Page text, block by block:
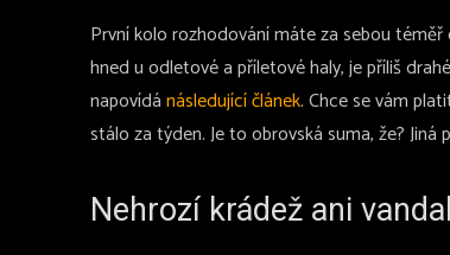
První kolo rozhodování máte za sebou
hned u odletové a příletové haly, je příliš
napovídánásledující článek. Chce se vám
stálo za týden. Je to obrovská suma, že?
Nehrozí krádež ani